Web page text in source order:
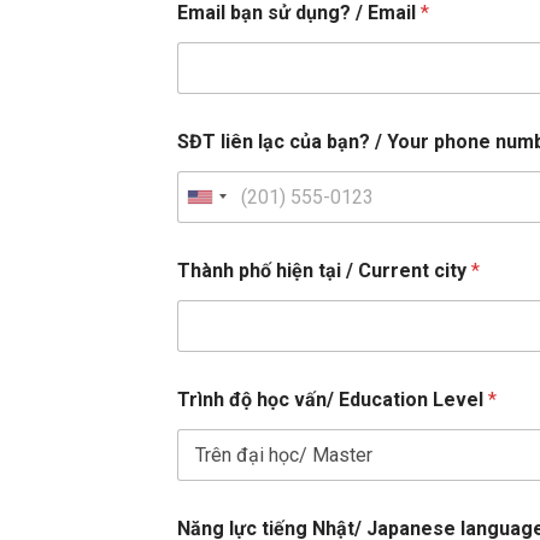
Email bạn sử dụng? / Email *
SĐT liên lạc của bạn? / Your phone
U
i
t
d
a
t
Thành phố hiện tại / Current city *
Trình độ học vấn/ Education Level *
u
Năng lực tiếng Nhật/ Japanese